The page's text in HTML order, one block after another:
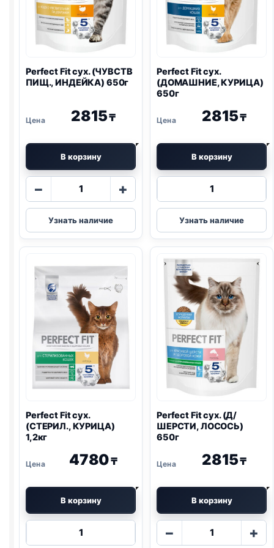
Perfect Fit сух. (ЧУВСТВ
ПИЩ., ИНДЕЙКА) 650г
2815₸
В корзину
−
Количество
Perfect
Fit
сух.
ПИЩ.,
ИНДЕЙКА)
650г
+
Узнать наличие
Perfect Fit сух.
(ДОМАШНИЕ, КУРИЦА)
650г
2815₸
В корзину
Количество
Perfect
Fit
сух.
650г
Узнать наличие
Perfect Fit сух.
(СТЕРИЛ., КУРИЦА)
1,2кг
4780₸
В корзину
Количество
Perfect Fit сух. (Д/
ШЕРСТИ, ЛОСОСЬ)
650г
2815₸
В корзину
−
Количество
+